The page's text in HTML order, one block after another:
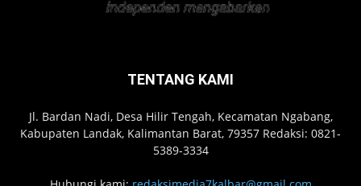
TENTANG KAMI
Jl. Bardan Nadi, Desa Hilir Tengah, Kecamatan Ngabang,
Kabupaten Landak, Kalimantan Barat, 79357 Redaksi: 0821-
5389-3334